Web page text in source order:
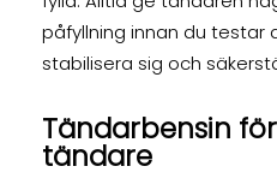
påfyllning innan du testar
stabilisera sig och
Tändarbensin
tändare